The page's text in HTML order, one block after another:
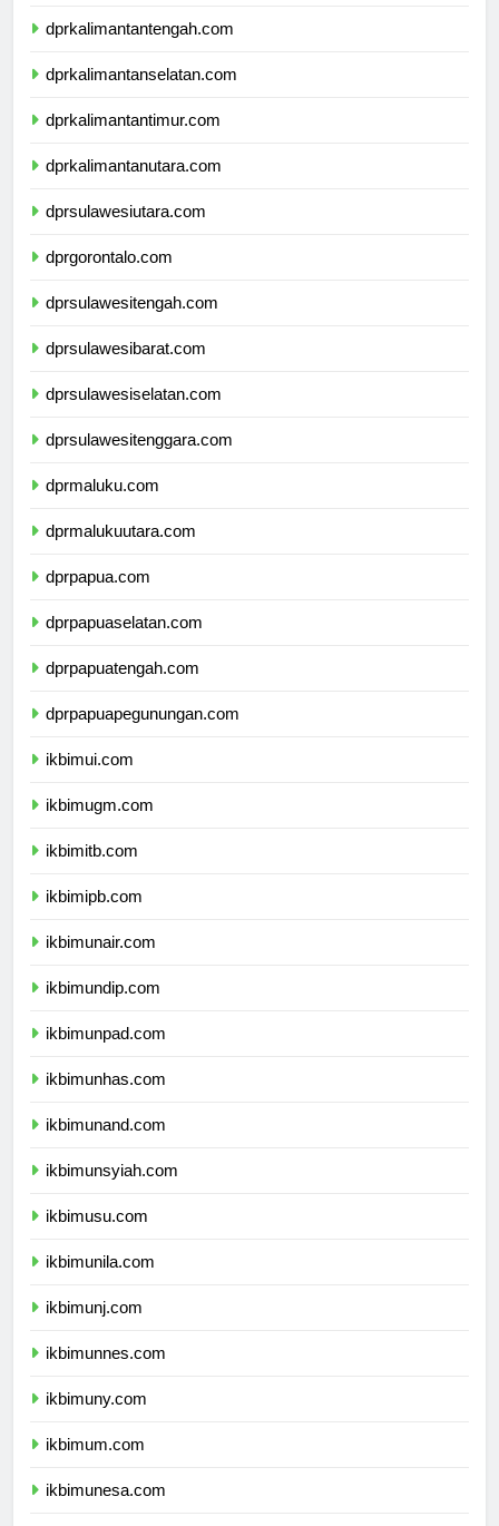
dprkalimantantengah.com
dprkalimantanselatan.com
dprkalimantantimur.com
dprkalimantanutara.com
dprsulawesiutara.com
dprgorontalo.com
dprsulawesitengah.com
dprsulawesibarat.com
dprsulawesiselatan.com
dprsulawesitenggara.com
dprmaluku.com
dprmalukuutara.com
dprpapua.com
dprpapuaselatan.com
dprpapuatengah.com
dprpapuapegunungan.com
ikbimui.com
ikbimugm.com
ikbimitb.com
ikbimipb.com
ikbimunair.com
ikbimundip.com
ikbimunpad.com
ikbimunhas.com
ikbimunand.com
ikbimunsyiah.com
ikbimusu.com
ikbimunila.com
ikbimunj.com
ikbimunnes.com
ikbimuny.com
ikbimum.com
ikbimunesa.com